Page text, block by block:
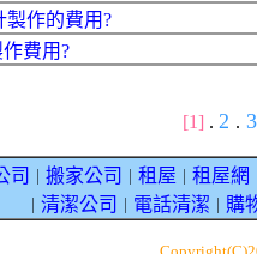
製作的費用?
費用?
[1] . 2 .
司 搬家公司 租屋 租屋網
清潔公司 電話清潔 購